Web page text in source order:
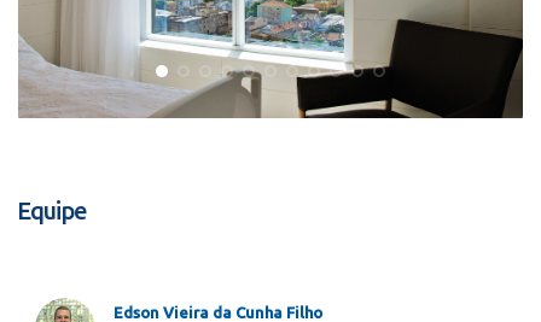
Equipe
Edson Vieira da Cunha Filho